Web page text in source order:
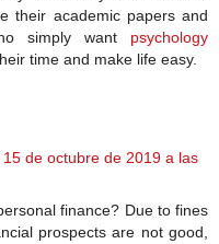
their academic papers and
simply want psychology
time and make life easy.
15 de octubre de 2019 a las
finance? Due to fines
prospects are not good,